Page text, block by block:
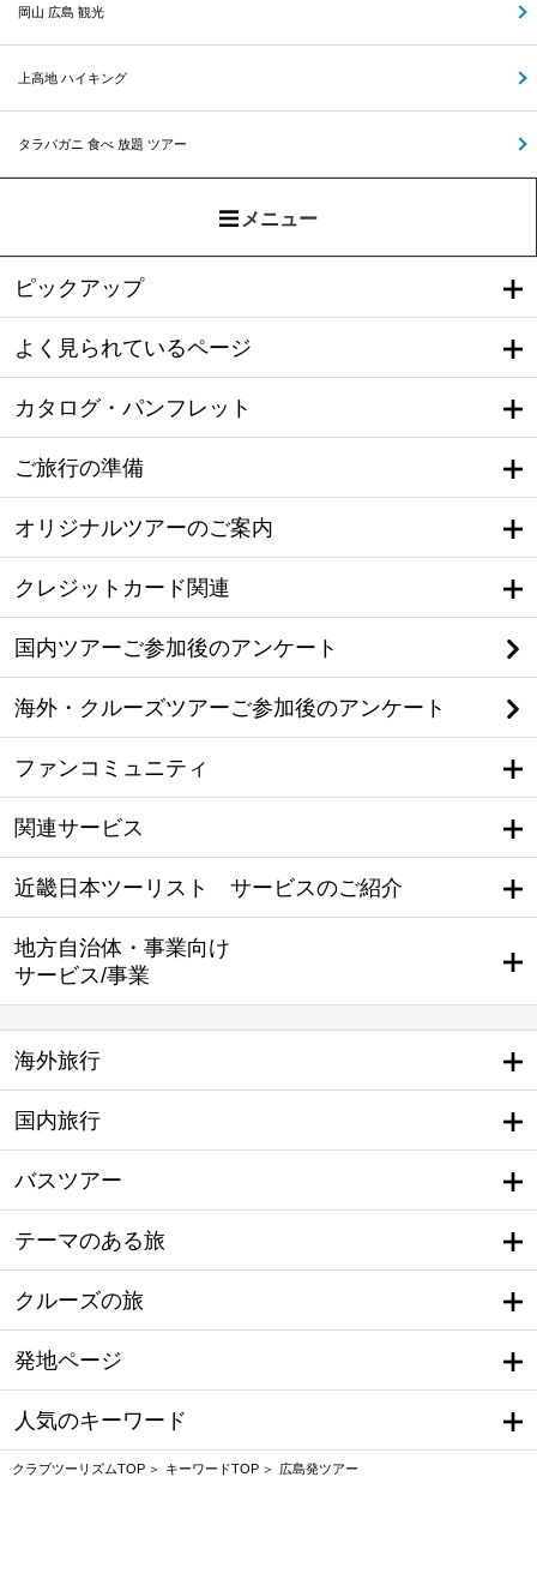
岡山 広島 観光
上高地 ハイキング
タラバガニ 食べ 放題 ツアー
メニュー
ピックアップ
よく見られているページ
カタログ・パンフレット
ご旅行の準備
オリジナルツアーのご案内
クレジットカード関連
国内ツアーご参加後のアンケート
海外・クルーズツアーご参加後のアンケート
ファンコミュニティ
関連サービス
近畿日本ツーリスト サービスのご紹介
地方自治体・事業向け
サービス/事業
海外旅行
国内旅行
バスツアー
テーマのある旅
クルーズの旅
発地ページ
人気のキーワード
クラブツーリズムTOP キーワードTOP 広島発ツアー